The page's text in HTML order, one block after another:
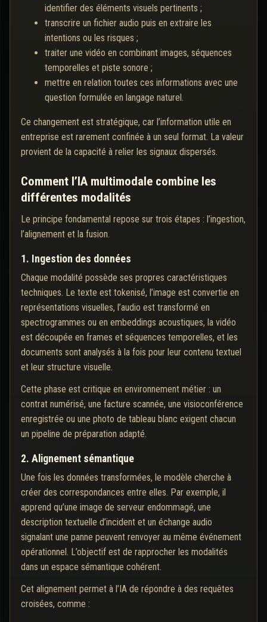
identifier des éléments visuels pertinents ;
transcrire un fichier audio puis en extraire les
intentions ou les risques ;
traiter une vidéo en combinant images, séquences
temporelles et piste sonore ;
mettre en relation toutes ces informations avec une
question formulée en langage naturel.
Ce changement est stratégique, car l’information utile en
entreprise est rarement confinée à un seul format. La valeur
provient de la capacité à relier les signaux dispersés.
Comment l’IA multimodale combine les
différentes modalités
Le principe fondamental repose sur trois étapes : l’ingestion,
l’alignement et la fusion.
1. Ingestion des données
Chaque modalité possède ses propres caractéristiques
techniques. Le texte est tokenisé, l’image est convertie en
représentations visuelles, l’audio est transformé en
spectrogrammes ou en embeddings acoustiques, la vidéo
est découpée en frames et séquences temporelles, et les
documents sont analysés à la fois pour leur contenu textuel
et leur structure visuelle.
Cette phase est critique en environnement métier : un
contrat numérisé, une facture scannée, une visioconférence
enregistrée ou une photo de tableau blanc exigent chacun
un pipeline de préparation adapté.
2. Alignement sémantique
Une fois les données transformées, le modèle cherche à
créer des correspondances entre elles. Par exemple, il
apprend qu’une image de serveur endommagé, une
description textuelle d’incident et un échange audio
signalant une panne peuvent renvoyer au même événement
opérationnel. L’objectif est de rapprocher les modalités
dans un espace sémantique cohérent.
Cet alignement permet à l’IA de répondre à des requêtes
croisées, comme :